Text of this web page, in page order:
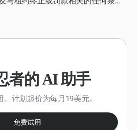
者的 AI 助手
。计划起价为每月19美元。
免费试用